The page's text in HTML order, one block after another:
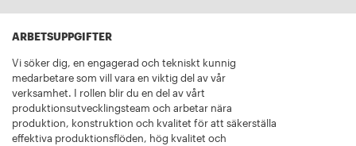
ARBETSUPPGIFTER
Vi söker dig, en engagerad och tekniskt kunnig
medarbetare som vill vara en viktig del av vår
verksamhet. I rollen blir du en del av vårt
produktionsutvecklingsteam och arbetar nära
produktion, konstruktion och kvalitet för att säkerställa
effektiva produktionsflöden, hög kvalitet och